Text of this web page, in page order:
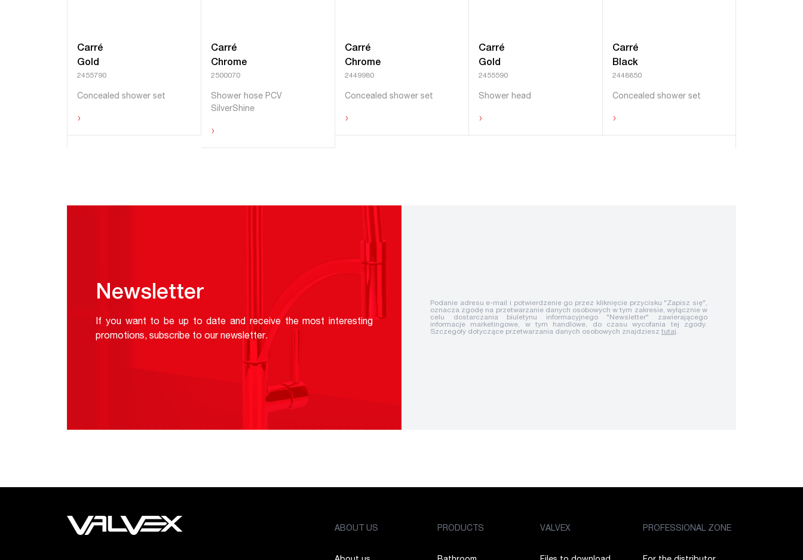
Carré
Gold
2455790
Concealed shower set
›
Carré
Chrome
2500070
Shower hose PCV
SilverShine
›
Carré
Chrome
2449980
Concealed shower set
›
Carré
Gold
2455590
Shower head
›
Carré
Black
2448850
Concealed shower set
›
Newsletter
If you want to be up to date and receive the most interesting
promotions, subscribe to our newsletter.
Podanie adresu e-mail i potwierdzenie go przez kliknięcie przycisku "Zapisz się",
oznacza zgodę na przetwarzanie danych osobowych w tym zakresie, wyłącznie w
celu dostarczania biuletynu informacyjnego "Newsletter" zawierającego
informacje marketingowe, w tym handlowe, do czasu wycofania tej zgody.
Szczegóły dotyczące przetwarzania danych osobowych znajdziesz tutaj.
ABOUT US PRODUCTS VALVEX PROFESSIONAL ZONE